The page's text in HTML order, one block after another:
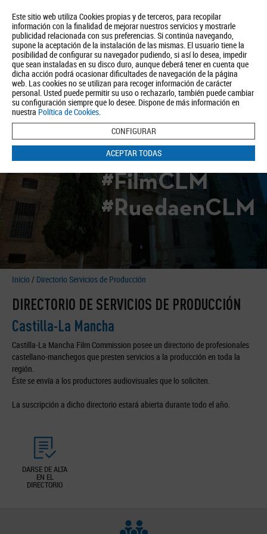
Este sitio web utiliza Cookies propias y de terceros, para recopilar
información con la finalidad de mejorar nuestros servicios y mostrarle
publicidad relacionada con sus preferencias. Si continúa navegando,
supone la aceptación de la instalación de las mismas. El usuario tiene la
posibilidad de configurar su navegador pudiendo, si así lo desea, impedir
que sean instaladas en su disco duro, aunque deberá tener en cuenta que
dicha acción podrá ocasionar dificultades de navegación de la página
web. Las cookies no se utilizan para recoger información de carácter
personal. Usted puede permitir su uso o rechazarlo, también puede cambiar
su configuración siempre que lo desee. Dispone de más información en
nuestra Política de Cookies.
CONFIGURAR
ACEPTAR TODAS
Quiénes somos Turismo Política de Privacidad Aviso Legal
Política de Cookies
BUSCAR
#FilmCLM
#RuedaenCLM
Inicio / Directorio Servicios de Producción
DIRECTORIO DE SERVICIOS DE PRODUCCIÓN
Castilla-La Mancha
Castilla-La Mancha Film Commission posee un directorio de profesionales
castellano-manchegos que presten servicios a la producción en toda la
región.
Éste se envía a los productores audiovisuales que lo soliciten.
La suscripción a dicho directorio estará abierta durante todo el año.
DARSE DE ALTA
EN EL
DIRECTORIO